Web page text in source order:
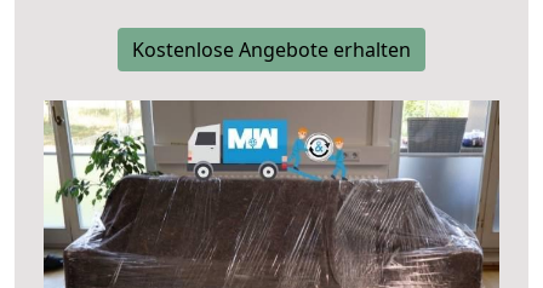
Kostenlose Angebote erhalten